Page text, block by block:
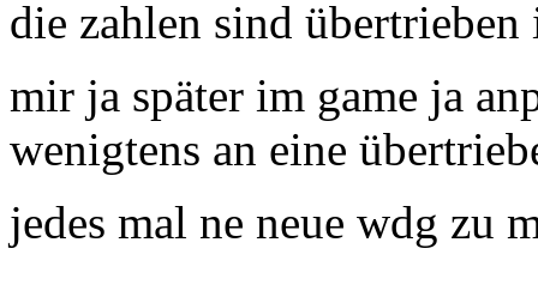
die zahlen sind
mir ja später im game ja
wenigtens an eine
jedes mal ne neue wdg zu